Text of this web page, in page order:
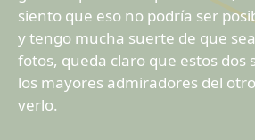
siento que eso no podría ser
y tengo mucha suerte de que
fotos, queda claro que estos dos
los mayores admiradores del
verlo.